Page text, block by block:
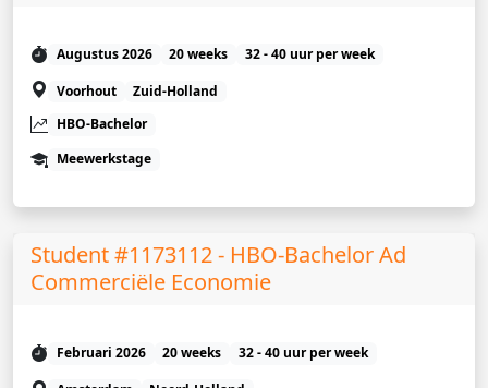
Augustus 2026 20 weeks
32 - 40 uur per week
Voorhout
Zuid-Holland
HBO-Bachelor
Meewerkstage
Student #1173112 - HBO-Bachelor Ad
Commerciële Economie
Februari 2026 20 weeks
32 - 40 uur per week